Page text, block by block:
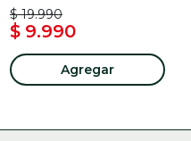
$ 19.990
$ 9.990
Agregar